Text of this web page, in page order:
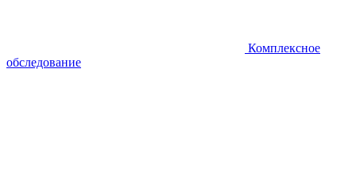
Комплексное
обследование